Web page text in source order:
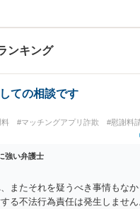
応可能。【法テラス利用可】
ご相談者様に寄り添って対
応。お悩みの方はお気軽にご
相談ください。
ンキング
ての相談です
料 #マッチングアプリ詐欺 #慰謝料
強い弁護士
またそれを疑うべき事情もな
る不法行為責任は発生しませ